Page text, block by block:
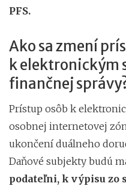
PFS.
Ako sa zmení
k elektronickým
finančnej
Prístup osôb k
osobnej internetovej
ukončení duálneho
Daňové subjekty budú
podateľni, k výpisu zo